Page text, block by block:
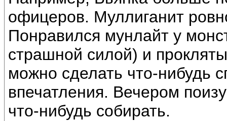
офицеров. Муллиганит
Понравился мунлайт у
страшной силой) и
можно сделать что-нибудь
впечатления. Вечером
что-нибудь собирать.